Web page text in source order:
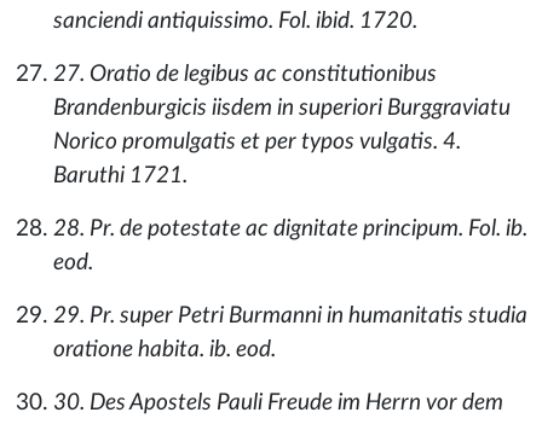
sanciendi antiquissimo. Fol. ibid. 1720.
27. Oratio de legibus ac constitutionibus
Brandenburgicis iisdem in superiori Burggraviatu
Norico promulgatis et per typos vulgatis. 4.
Baruthi 1721.
28. Pr. de potestate ac dignitate principum. Fol. ib.
eod.
29. Pr. super Petri Burmanni in humanitatis studia
oratione habita. ib. eod.
30. Des Apostels Pauli Freude im Herrn vor dem